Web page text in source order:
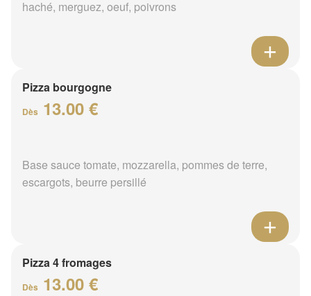
haché, merguez, oeuf, poivrons
Pizza bourgogne
Dès 13.00 €
Base sauce tomate, mozzarella, pommes de terre,
escargots, beurre persillé
Pizza 4 fromages
Dès 13.00 €